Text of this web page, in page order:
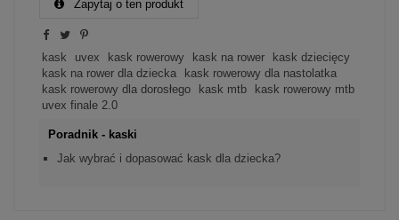
Zapytaj o ten produkt
kask uvex kask rowerowy kask na rower
kask dziecięcy
kask na rower dla dziecka
kask rowerowy dla nastolatka
kask rowerowy dla dorosłego
kask mtb
kask rowerowy mtb
uvex finale 2.0
Poradnik - kaski
Jak wybrać i dopasować kask dla dziecka?